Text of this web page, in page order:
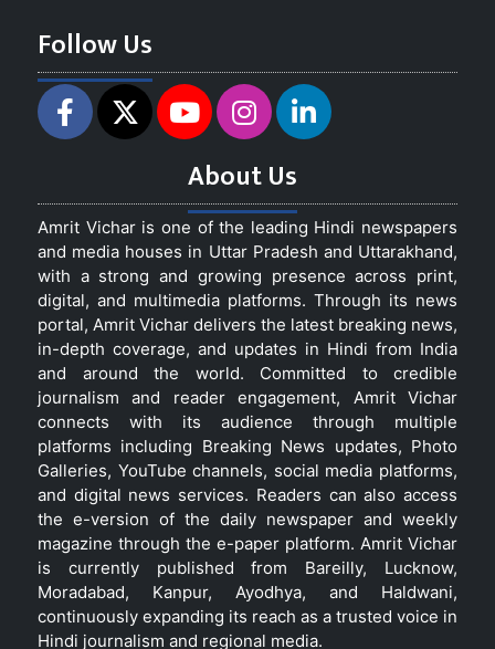
Follow Us
About Us
Amrit Vichar is one of the leading Hindi newspapers
and media houses in Uttar Pradesh and Uttarakhand,
with a strong and growing presence across print,
digital, and multimedia platforms. Through its news
portal, Amrit Vichar delivers the latest breaking news,
in-depth coverage, and updates in Hindi from India
and around the world. Committed to credible
journalism and reader engagement, Amrit Vichar
connects with its audience through multiple
platforms including Breaking News updates, Photo
Galleries, YouTube channels, social media platforms,
and digital news services. Readers can also access
the e-version of the daily newspaper and weekly
magazine through the e-paper platform. Amrit Vichar
is currently published from Bareilly, Lucknow,
Moradabad, Kanpur, Ayodhya, and Haldwani,
continuously expanding its reach as a trusted voice in
Hindi journalism and regional media.